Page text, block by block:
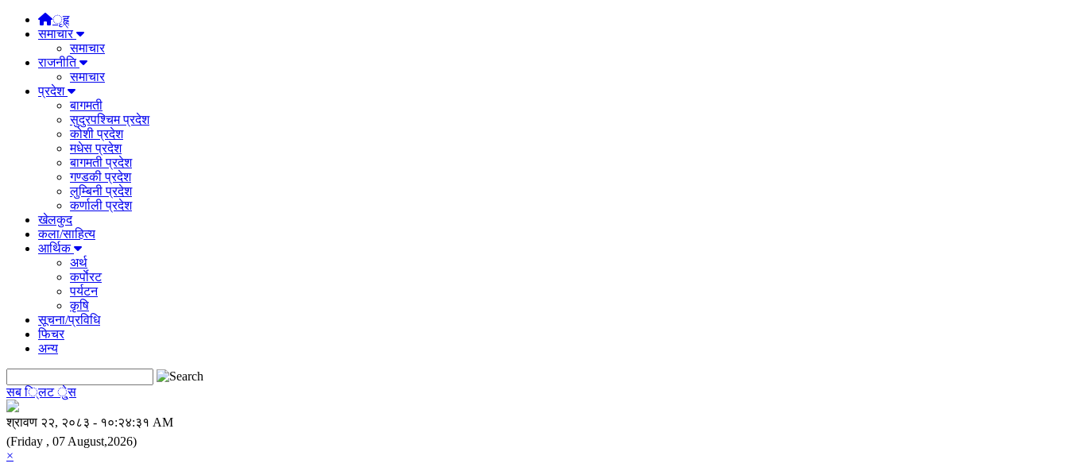
ृहृ्
समाचार
समाचार
राजनीति
समाचार
प्रदेश
बागमती
सुदुरपश्चिम प्रदेश
कोशी प्रदेश
मधेस प्रदेश
बागमती प्रदेश
गण्डकी प्रदेश
लुम्बिनी प्रदेश
कर्णाली प्रदेश
खेलकुद
कला/साहित्य
आर्थिक
अर्थ
कर्पाेरट
पर्यटन
कृषि
सूचना/प्रविधि
फिचर
अन्य
सब ि्लट े्ुस
(Friday , 07 August,2026)
×